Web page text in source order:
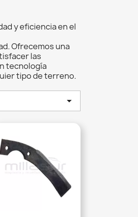
y eficiencia en el
Ofrecemos una
las
tecnología
tipo de terreno.
